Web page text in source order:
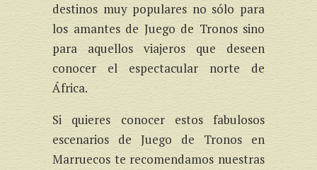
destinos muy populares no sólo para
los amantes de Juego de Tronos sino
para aquellos viajeros que deseen
conocer el espectacular norte de
África.
Si quieres conocer estos fabulosos
escenarios de Juego de Tronos en
Marruecos te recomendamos nuestras